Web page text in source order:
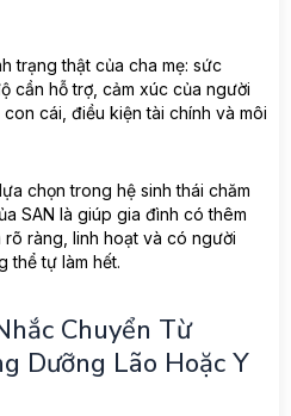
trạng thật của cha mẹ: sức
cần hỗ trợ, cảm xúc của người
cái, điều kiện tài chính và môi
chọn trong hệ sinh thái chăm
SAN là giúp gia đình có thêm
ràng, linh hoạt và có người
thể tự làm hết.
Chuyển Từ
Dưỡng Lão Hoặc Y